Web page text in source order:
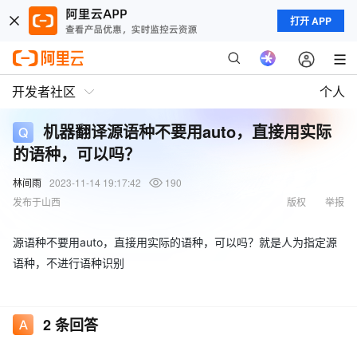
打开 APP
开发者社区 个人
机器翻译源语种不要用auto，直接用实际
的语种，可以吗？
林间雨 2023-11-14 19:17:42
190
发布于山西
举报
版权
源语种不要用auto，直接用实际的语种，可以吗？就是人为指定源
语种，不进行语种识别
2条回答